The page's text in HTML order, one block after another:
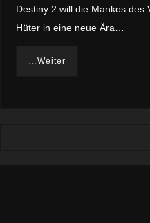
Destiny 2 will die Mankos des
Hüter in eine neue Ära…
…Weiter